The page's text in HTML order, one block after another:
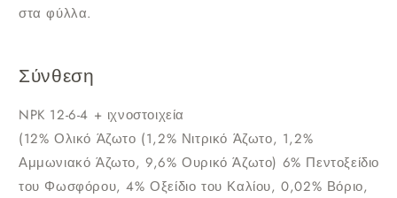
στα φύλλα.
Σύνθεση
NPK 12-6-4 + ιχνοστοιχεία
(12% Ολικό Άζωτο (1,2% Νιτρικό Άζωτο, 1,2%
Αμμωνιακό Άζωτο, 9,6% Ουρικό Άζωτο) 6% Πεντοξείδιο
του Φωσφόρου, 4% Οξείδιο του Καλίου, 0,02% Βόριο,